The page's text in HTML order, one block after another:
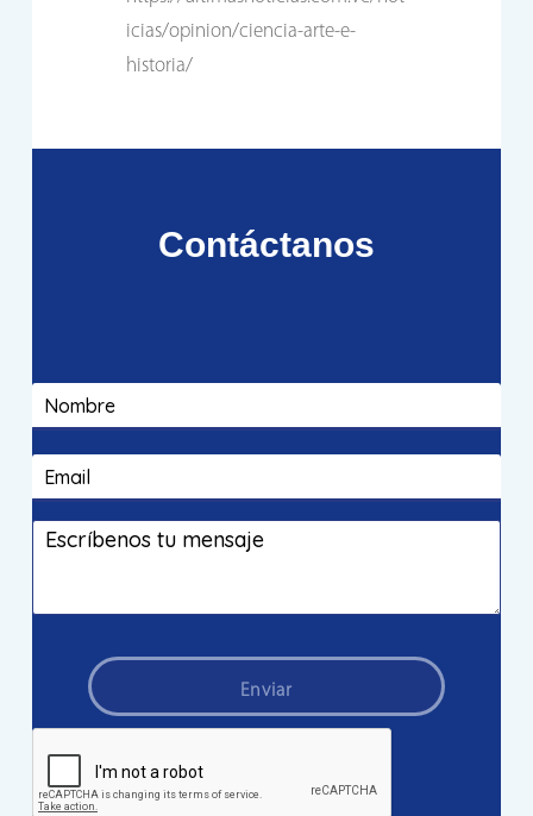
icias/opinion/ciencia-arte-e-
historia/
Contáctanos
Enviar